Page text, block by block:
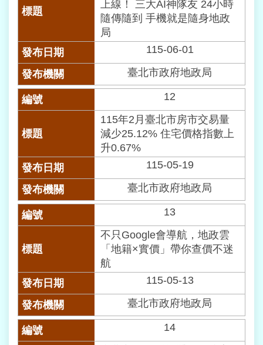
上線！ 三大AI神隊友 24小時
隨傳隨到 手機就是隨身地政
局
115-06-01
臺北市政府地政局
12
115年2月臺北市房市交易量
減少25.12% 住宅價格指數上
升0.67%
115-05-19
臺北市政府地政局
13
不只Google會導航，地政雲
「地籍×實價」帶你查價不迷
航
115-05-13
臺北市政府地政局
14